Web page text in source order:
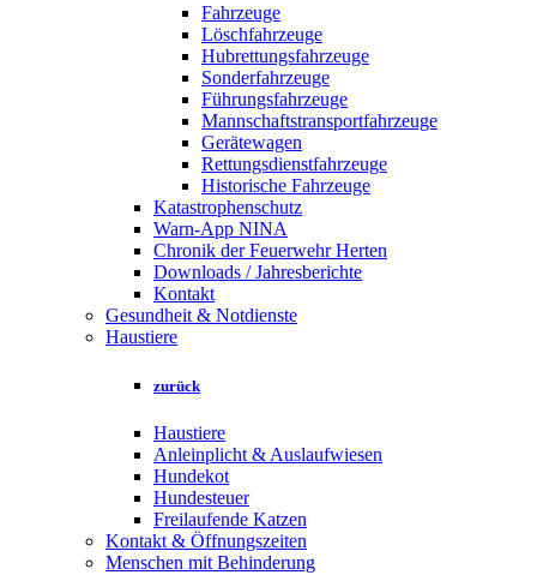
Fahrzeuge
Löschfahrzeuge
Hubrettungsfahrzeuge
Sonderfahrzeuge
Führungsfahrzeuge
Mannschaftstransportfahrzeuge
Gerätewagen
Rettungsdienstfahrzeuge
Historische Fahrzeuge
Katastrophenschutz
Warn-App NINA
Chronik der Feuerwehr Herten
Downloads / Jahresberichte
Kontakt
Gesundheit & Notdienste
Haustiere
zurück
Haustiere
Anleinplicht & Auslaufwiesen
Hundekot
Hundesteuer
Freilaufende Katzen
Kontakt & Öffnungszeiten
Menschen mit Behinderung